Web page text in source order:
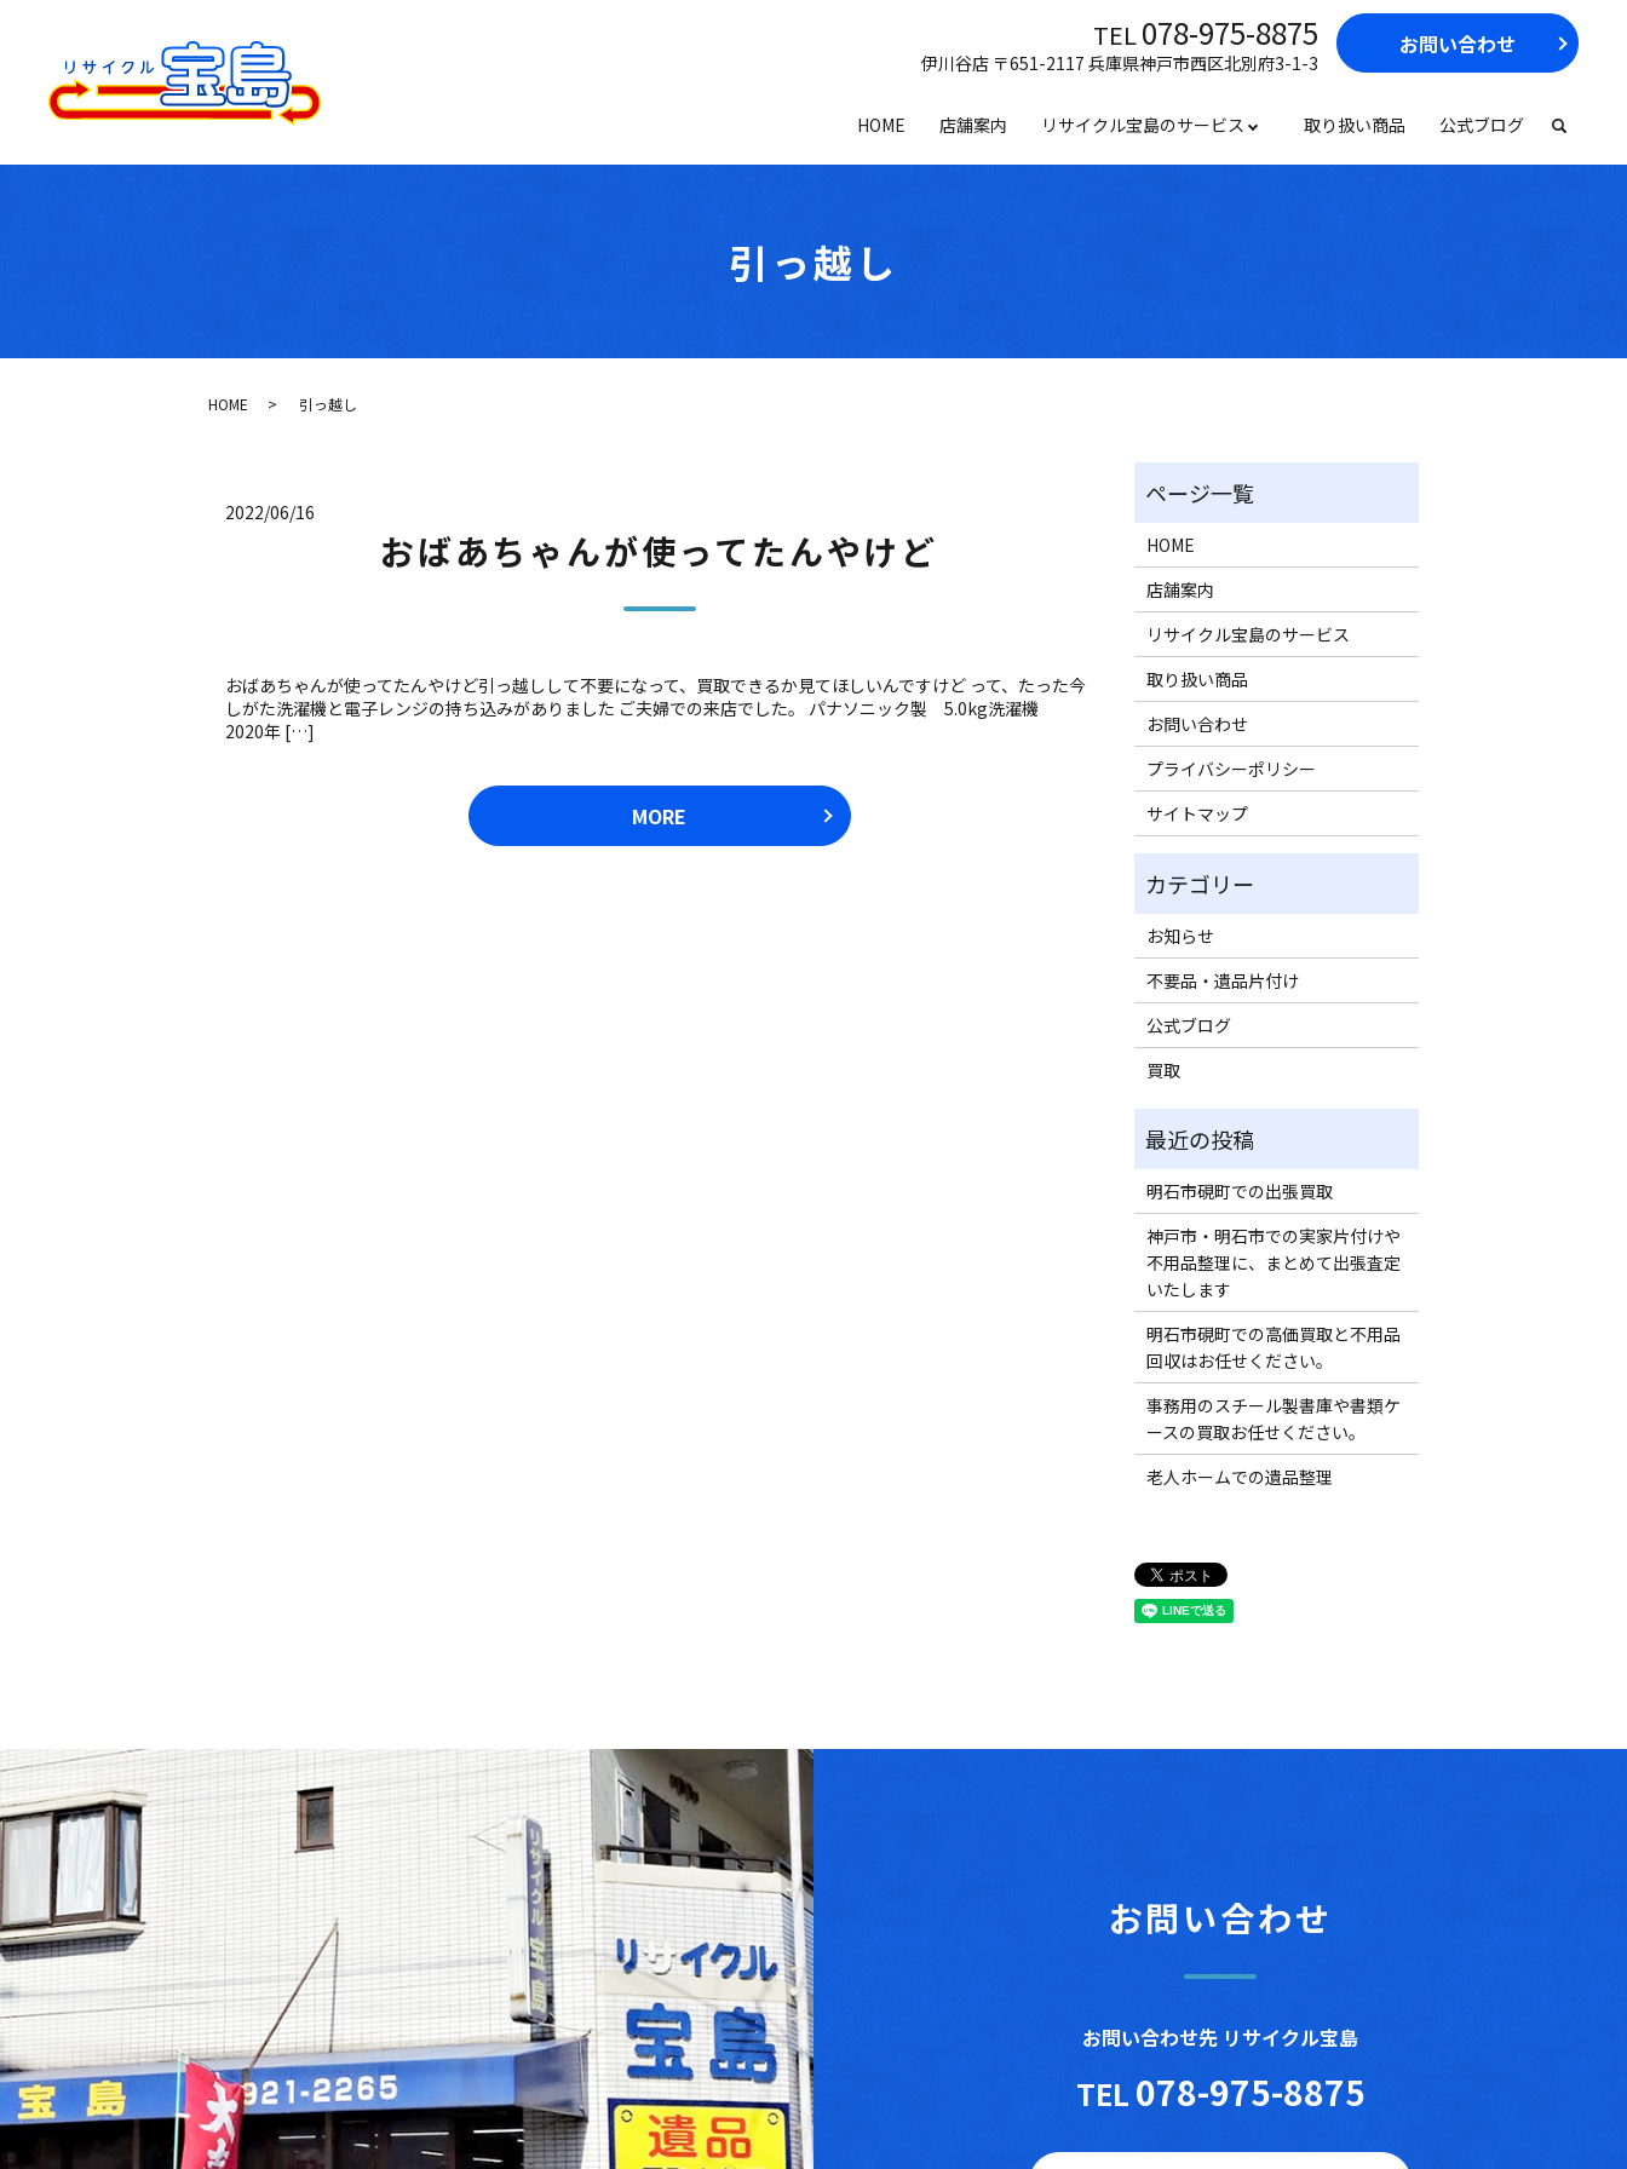
HOME 店舗案内 リサイクル宝島のサービス 取り扱い商品 公式ブログ
TEL078-975-8875
伊川谷店 〒651-2117 兵庫県神戸市西区北別府3-1-3
お問い合わせ
引っ越し
HOME 引っ越し
2022/06/16
おばあちゃんが使ってたんやけど
おばあちゃんが使ってたんやけど引っ越しして不要になって、買取できるか見てほしいんですけど って、たった今
しがた洗濯機と電子レンジの持ち込みがありました ご夫婦での来店でした。 パナソニック製 5.0kg洗濯機
2020年 […]
MORE
HOME
店舗案内
リサイクル宝島のサービス
取り扱い商品
お問い合わせ
プライバシーポリシー
サイトマップ
お知らせ
不要品・遺品片付け
公式ブログ
買取
明石市硯町での出張買取
神戸市・明石市での実家片付けや
不用品整理に、まとめて出張査定
いたします
明石市硯町での高価買取と不用品
回収はお任せください。
事務用のスチール製書庫や書類ケ
ースの買取お任せください。
老人ホームでの遺品整理
お問い合わせ
お問い合わせ先 リサイクル宝島
TEL 078-975-8875